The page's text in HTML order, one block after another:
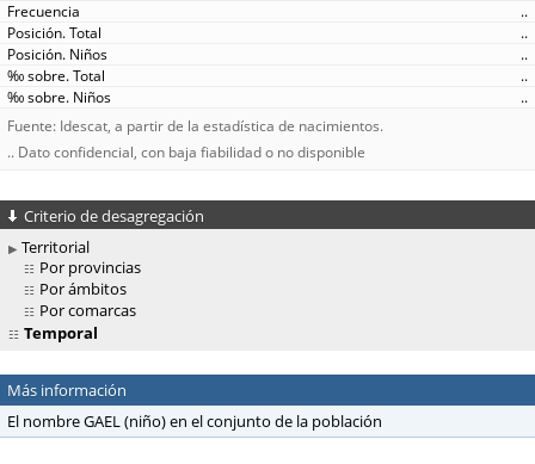
..
..
..
..
..
Fuente: Idescat, a partir de la estadística de nacimientos.
.. Dato confidencial, con baja fiabilidad o no disponible
Criterio de desagregación
Territorial
Por provincias
Por ámbitos
Por comarcas
Temporal
Más información
El nombre GAEL (niño) en el conjunto de la población